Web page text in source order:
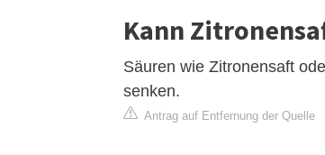
Kann
Säuren wie Zitronensaft
senken.
Antrag auf Entfernung der Quelle